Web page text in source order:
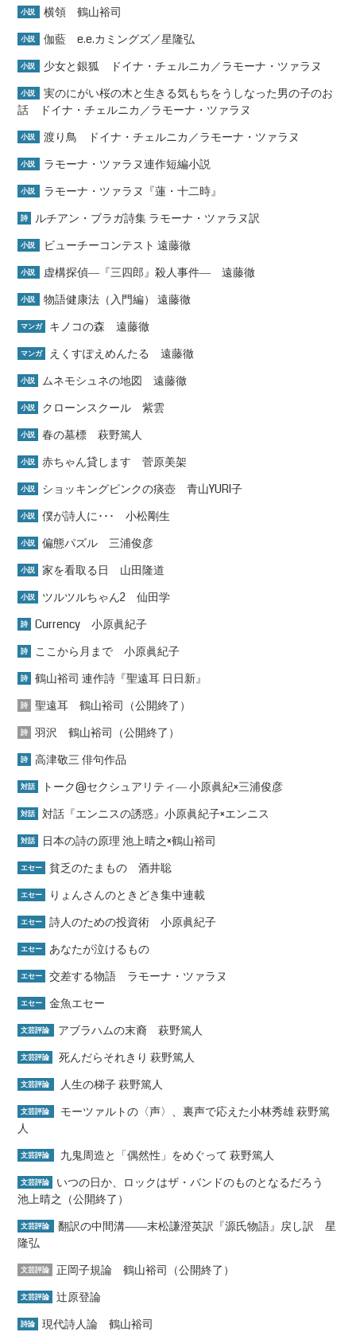
小説 横領 鶴山裕司
小説 伽藍 e.e.カミングズ／星隆弘
小説 少女と銀狐 ドイナ・チェルニカ／ラモーナ・ツァラヌ
小説
実のにがい桜の木と生きる気もちをうしなった男の子のお
話 ドイナ・チェルニカ／ラモーナ・ツァラヌ
小説 渡り鳥 ドイナ・チェルニカ／ラモーナ・ツァラヌ
小説 ラモーナ・ツァラヌ連作短編小説
小説 ラモーナ・ツァラヌ『蓮・十二時』
詩 ルチアン・ブラガ詩集 ラモーナ・ツァラヌ訳
小説 ビューチーコンテスト 遠藤徹
小説 虚構探偵―『三四郎』殺人事件― 遠藤徹
小説 物語健康法（入門編） 遠藤徹
マンガ キノコの森 遠藤徹
マンガ えくすぽえめんたる 遠藤徹
小説 ムネモシュネの地図 遠藤徹
小説 クローンスクール 紫雲
小説 春の墓標 萩野篤人
小説 赤ちゃん貸します 菅原美架
小説 ショッキングピンクの痰壺 青山YURI子
小説 僕が詩人に･･･ 小松剛生
小説 偏態パズル 三浦俊彦
小説 家を看取る日 山田隆道
小説 ツルツルちゃん2 仙田学
詩 Currency 小原眞紀子
詩 ここから月まで 小原眞紀子
詩 鶴山裕司 連作詩『聖遠耳 日日新』
詩 聖遠耳 鶴山裕司（公開終了）
詩 羽沢 鶴山裕司（公開終了）
詩 高津敬三 俳句作品
対話 トーク@セクシュアリティ― 小原眞紀×三浦俊彦
対話 対話『エンニスの誘惑』小原眞紀子×エンニス
対話 日本の詩の原理 池上晴之×鶴山裕司
エセー 貧乏のたまもの 酒井聡
エセー りょんさんのときどき集中連載
エセー 詩人のための投資術 小原眞紀子
エセー あなたが泣けるもの
エセー 交差する物語 ラモーナ・ツァラヌ
エセー 金魚エセー
文芸評論 アブラハムの末裔 萩野篤人
文芸評論 死んだらそれきり 萩野篤人
文芸評論 人生の梯子 萩野篤人
文芸評論
モーツァルトの〈声〉、裏声で応えた小林秀雄 萩野篤
人
文芸評論 九鬼周造と「偶然性」をめぐって 萩野篤人
文芸評論
いつの日か、ロックはザ・バンドのものとなるだろう
池上晴之（公開終了）
文芸評論
翻訳の中間溝――末松謙澄英訳『源氏物語』戻し訳 星
隆弘
文芸評論 正岡子規論 鶴山裕司（公開終了）
文芸評論 辻原登論
詩論 現代詩人論 鶴山裕司